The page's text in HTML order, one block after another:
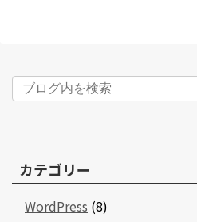
カテゴリー
WordPress (8)